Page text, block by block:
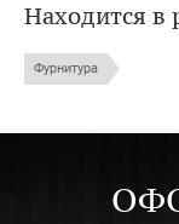
Находится в
Фурнитура